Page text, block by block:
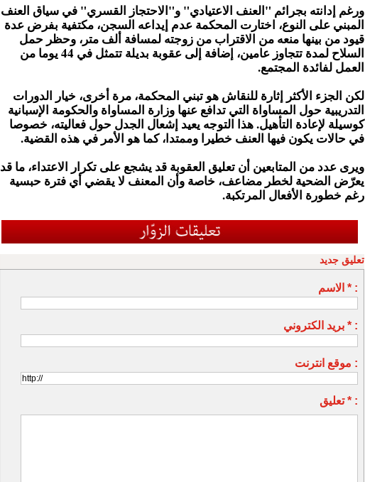
ورغم إدانته بجرائم "العنف الاعتيادي" و"الاحتجاز القسري" في سياق العنف
المبني على النوع، اختارت المحكمة عدم إيداعه السجن، مكتفية بفرض عدة
قيود من بينها منعه من الاقتراب من زوجته لمسافة ألف متر، وحظر حمل
السلاح لمدة تتجاوز عامين، إضافة إلى عقوبة بديلة تتمثل في 44 يوما من
العمل لفائدة المجتمع.
لكن الجزء الأكثر إثارة للنقاش هو تبني المحكمة، مرة أخرى، خيار الدورات
التدريبية حول المساواة التي تدافع عنها وزارة المساواة والحكومة الإسبانية
كوسيلة لإعادة التأهيل. هذا التوجه يعيد إشعال الجدل حول فعاليته، خصوصا
في حالات يكون فيها العنف خطيرا وممتدا، كما هو الأمر في هذه القضية.
ويرى عدد من المتابعين أن تعليق العقوبة قد يشجع على تكرار الاعتداء، ما قد
يعرّض الضحية لخطر مضاعف، خاصة وأن المعنف لا يقضي أي فترة حبسية
رغم خطورة الأفعال المرتكبة.
تعليق جديد
الاسم * :
بريد الكتروني * :
موقع انترنت :
تعليق * :